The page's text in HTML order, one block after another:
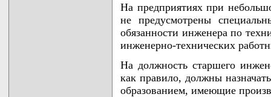
На предприятиях при
не предусмотрены
обязанности инженера по
инженерно-технических
На должность старшего
как правило, должны
образованием, имеющие